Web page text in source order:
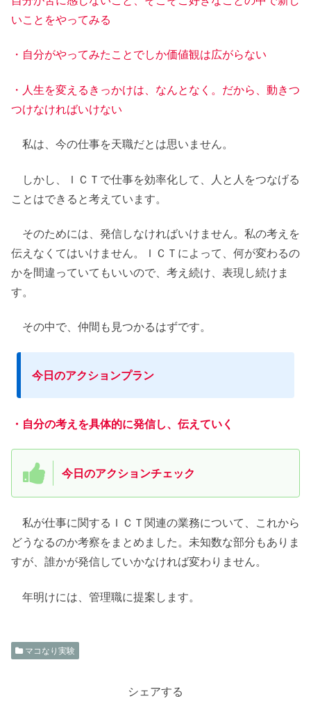
いことをやってみる
・自分がやってみたことでしか価値観は広がらない
・人生を変えるきっかけは、なんとなく。だから、動きつ
つけなければいけない
私は、今の仕事を天職だとは思いません。
しかし、ＩＣＴで仕事を効率化して、人と人をつなげる
ことはできると考えています。
そのためには、発信しなければいけません。私の考えを
伝えなくてはいけません。ＩＣＴによって、何が変わるの
かを間違っていてもいいので、考え続け、表現し続けま
す。
その中で、仲間も見つかるはずです。
今日のアクションプラン
・自分の考えを具体的に発信し、伝えていく
今日のアクションチェック
私が仕事に関するＩＣＴ関連の業務について、これから
どうなるのか考察をまとめました。未知数な部分もありま
すが、誰かが発信していかなければ変わりません。
年明けには、管理職に提案します。
マコなり実験
シェアする